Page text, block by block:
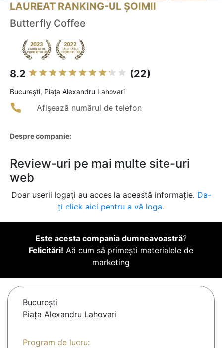
LAUREAT RANKING-UL ȘOIMII
Butterfly Coffee
8.2 (22)
Bucureşti, Piața Alexandru Lahovari
Afișează numărul de telefon
Despre companie:
Review-uri pe mai multe site-uri
web
Doar userii logați au acces la această informație. Da-
ți click aici pentru a vă loga.
Este acesta compania dumneavoastră?
Felicitări! Aă cum să primești materialele de
marketing
Bucureşti
Piața Alexandru Lahovari
Program de lucru: